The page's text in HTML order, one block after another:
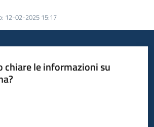
: 12-02-2025 15:17
chiare le informazioni su